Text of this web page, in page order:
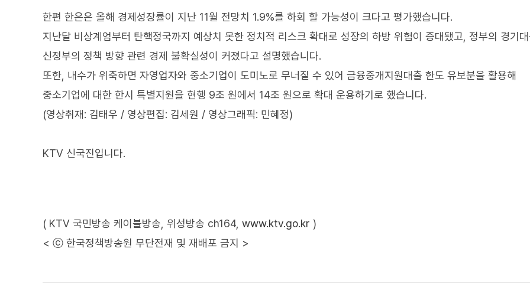
한편 한은은 올해 경제성장률이 지난 11월 전망치 1.9%를 하회 할 가능성이 크다고 평가했습니다.
지난달 비상계엄부터 탄핵정국까지 예상치 못한 정치적 리스크 확대로 성장의 하방 위험이 증대됐고, 정부의 경기대
신정부의 정책 방향 관련 경제 불확실성이 커졌다고 설명했습니다.
또한, 내수가 위축하면 자영업자와 중소기업이 도미노로 무너질 수 있어 금융중개지원대출 한도 유보분을 활용해
중소기업에 대한 한시 특별지원을 현행 9조 원에서 14조 원으로 확대 운용하기로 했습니다.
(영상취재: 김태우 / 영상편집: 김세원 / 영상그래픽: 민혜정)
KTV 신국진입니다.
( KTV 국민방송 케이블방송, 위성방송 ch164, www.ktv.go.kr )
< ⓒ 한국정책방송원 무단전재 및 재배포 금지 >